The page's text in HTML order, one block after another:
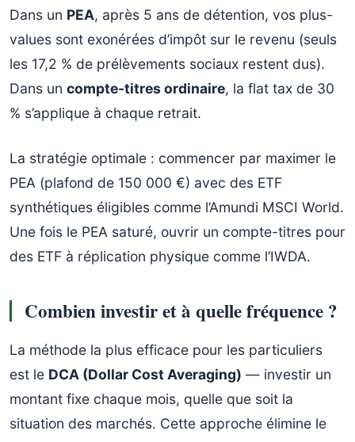
Dans un PEA, après 5 ans de détention, vos plus-
values sont exonérées d’impôt sur le revenu (seuls
les 17,2 % de prélèvements sociaux restent dus).
Dans un compte-titres ordinaire, la flat tax de 30
% s’applique à chaque retrait.
La stratégie optimale : commencer par maximer le
PEA (plafond de 150 000 €) avec des ETF
synthétiques éligibles comme l’Amundi MSCI World.
Une fois le PEA saturé, ouvrir un compte-titres pour
des ETF à réplication physique comme l’IWDA.
Combien investir et à quelle fréquence ?
La méthode la plus efficace pour les particuliers
est le DCA (Dollar Cost Averaging) — investir un
montant fixe chaque mois, quelle que soit la
situation des marchés. Cette approche élimine le